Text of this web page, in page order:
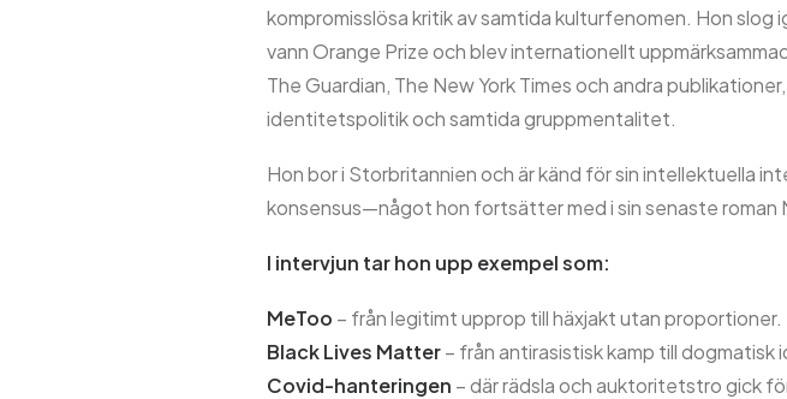
kompromisslösa kritik av samtida kulturfenomen. Hon
vann Orange Prize och blev internationellt
The Guardian, The New York Times och andra
identitetspolitik och samtida gruppmentalitet.
Hon bor i Storbritannien och är känd för sin intellektuella
konsensus—något hon fortsätter med i sin senaste roman
I intervjun tar hon upp exempel som:
MeToo – från legitimt upprop till häxjakt utan proportioner.
Black Lives Matter– från antirasistisk kamp till
Covid-hanteringen – där rädsla och auktoritetstro gick